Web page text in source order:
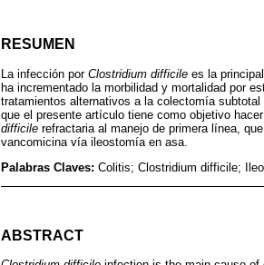
RESUMEN
La infección por Clostridium difficile es la
ha incrementado la morbilidad y mortalidad por
tratamientos alternativos a la colectomía
que el presente artículo tiene como objetivo
difficile refractaria al manejo de primera línea,
vancomicina vía ileostomía en asa.
Palabras Claves: Colitis; Clostridium difficile;
ABSTRACT